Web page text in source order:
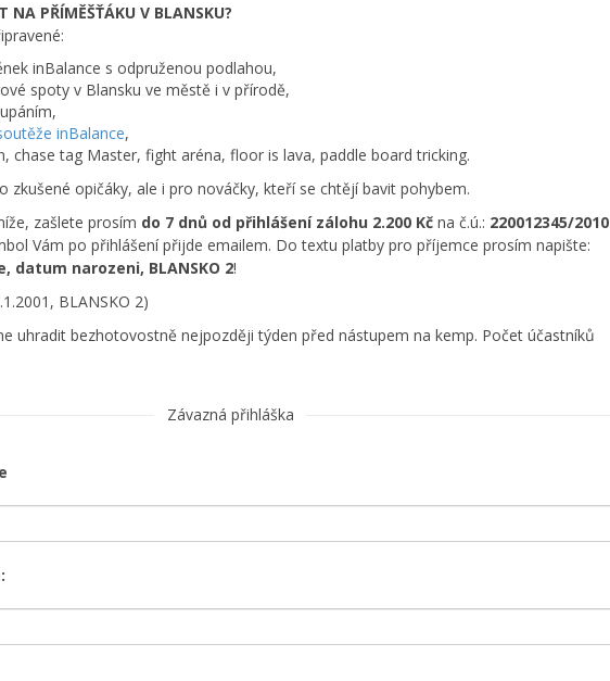
NA PŘÍMĚŠŤÁKU V BLANSKU?
inBalance s odpruženou podlahou,
spoty v Blansku ve městě i v přírodě,
inBalance,
chase tag Master, fight aréna, floor is lava, paddle board tricking.
zkušené opičáky, ale i pro nováčky, kteří se chtějí bavit pohybem.
zašlete prosím do 7 dnů od přihlášení zálohu 2.200 Kč na č.ú.: 220012345/2010
Vám po přihlášení přijde emailem. Do textu platby pro příjemce prosím napište:
datum narozeni, BLANSKO 2!
BLANSKO 2)
uhradit bezhotovostně nejpozději týden před nástupem na kemp. Počet účastníků
Závazná přihláška